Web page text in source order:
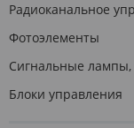
Радиоканальное
Фотоэлементы
Сигнальные
Блоки управления